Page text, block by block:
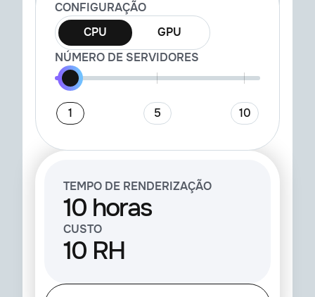
CONFIGURAÇÃO
CPU
GPU
NÚMERO DE SERVIDORES
1 5 10
TEMPO DE RENDERIZAÇÃO
10 horas
CUSTO
10 RH